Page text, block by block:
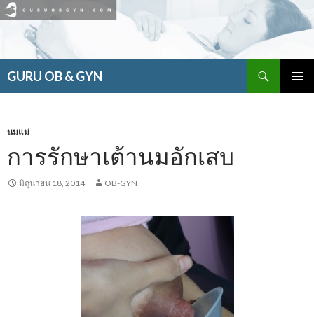
GURU OB & GYN
เนื้อหา
นมแม่
การรักษาเต้านมอักเสบ
มิถุนายน 18, 2014 OB-GYN